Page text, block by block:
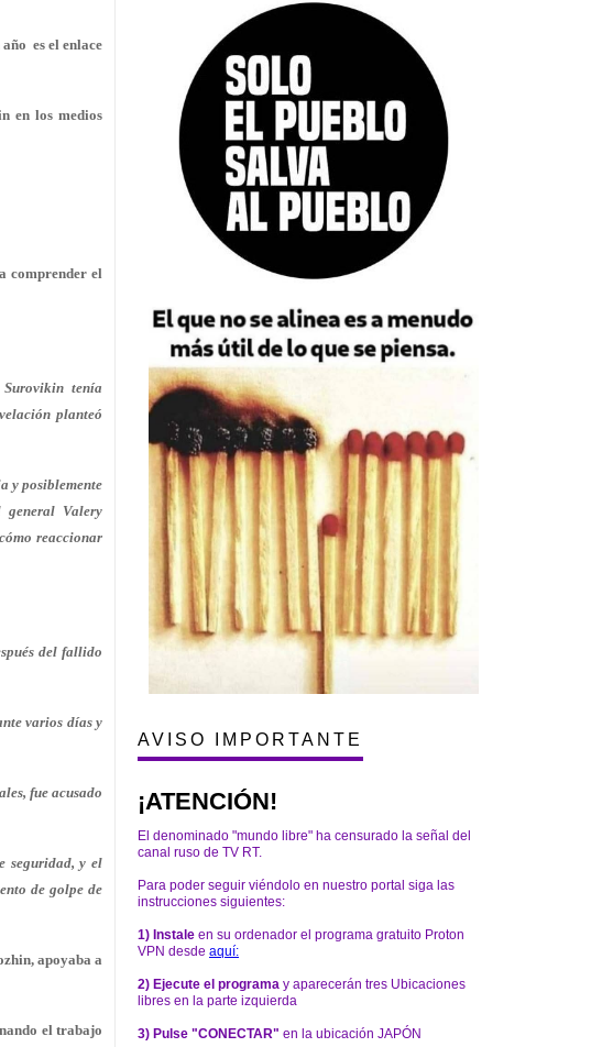
es el enlace
en los medios
comprender el
tenía
planteó
y posiblemente
Valery
reaccionar
del fallido
varios días y
fue acusado
seguridad, y el
de golpe de
apoyaba a
el trabajo
AVISO IMPORTANTE
¡ATENCIÓN!
El denominado "mundo libre" ha censurado la señal del
canal ruso de TV RT.
Para poder seguir viéndolo en nuestro portal siga las
instrucciones siguientes:
1) Instale en su ordenador el programa gratuito Proton
VPN desde aquí:
2) Ejecute el programa y aparecerán tres Ubicaciones
libres en la parte izquierda
3) Pulse "CONECTAR" en la ubicación JAPÓN